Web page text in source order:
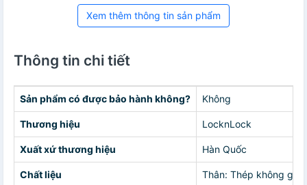
Xem thêm thông tin sản phẩm
Thông tin chi tiết
Sản phẩm có được bảo hành không? Không
Thương hiệu LocknLock
Xuất xứ thương hiệu Hàn Quốc
Chất liệu Thân: Thép không